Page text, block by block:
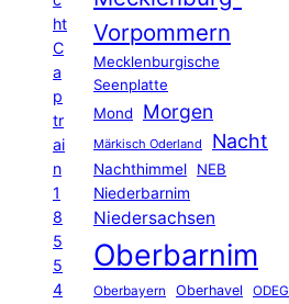
ht
C
a
p
tr
ai
n
1
8
5
5
4
Vorpommern
Mecklenburgische
Seenplatte
Mond
Morgen
Märkisch Oderland Nacht
Nachthimmel
NEB
Niederbarnim
Niedersachsen
Oberbarnim
Oberbayern Oberhavel ODEG